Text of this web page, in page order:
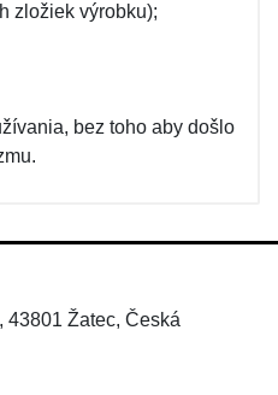
zložiek výrobku);
bez toho aby došlo
43801 Žatec, Česká